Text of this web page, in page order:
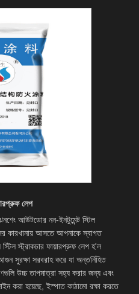
লেপ
আউটডোর নন-ইনটুমেন্ট স্টিল
কারখানায় আসতে আপনাকে স্বাগত
স্ট্রাকচার ফায়ারপ্রুফ লেপ হ'ল
সুরক্ষা সরবরাহ করে যা অন্তর্নিহিত
উচ্চ তাপমাত্রা সহ্য করার জন্য এবং
করা হয়েছে, ইস্পাত কাঠামো রক্ষা করতে